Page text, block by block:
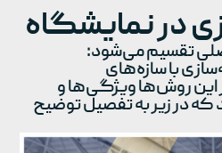
در نمایشگاه
تقسیم می‌شود:
با سازه‌های
روش‌ها ویژگی‌ها و
که در زیر به تفصیل توضیح